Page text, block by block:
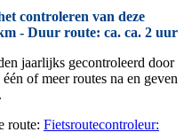
controleren van deze
- Duur route: ca. ca. 2 uur
jaarlijks gecontroleerd door
of meer routes na en geven
route: Fietsroutecontroleur: